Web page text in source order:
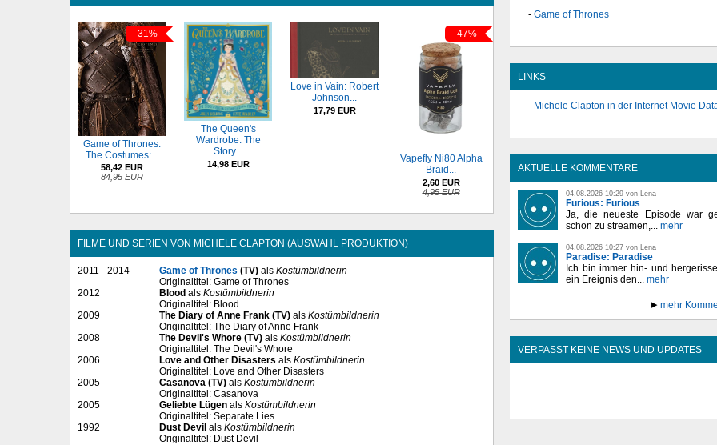
-31%
Game of Thrones:
The Costumes:...
58,42 EUR
84,95 EUR
The Queen's
Wardrobe: The
Story...
14,98 EUR
Love in Vain: Robert
Johnson...
17,79 EUR
-47%
Vapefly Ni80 Alpha
Braid...
2,60 EUR
4,95 EUR
FILME UND SERIEN VON MICHELE CLAPTON (AUSWAHL PRODUKTION)
2011 - 2014 Game of Thrones (TV) als Kostümbildnerin
Originaltitel: Game of Thrones
2012
Blood als Kostümbildnerin
Originaltitel: Blood
2009
The Diary of Anne Frank (TV) als Kostümbildnerin
Originaltitel: The Diary of Anne Frank
2008
The Devil's Whore (TV) als Kostümbildnerin
Originaltitel: The Devil's Whore
2006
Love and Other Disasters als Kostümbildnerin
Originaltitel: Love and Other Disasters
2005
Casanova (TV) als Kostümbildnerin
Originaltitel: Casanova
2005
Geliebte Lügen als Kostümbildnerin
Originaltitel: Separate Lies
1992
Dust Devil als Kostümbildnerin
Originaltitel: Dust Devil
Game of Thrones
LINKS
Michele Clapton in der Internet Movie
AKTUELLE KOMMENTARE
04.08.2026 10:29 von Lena
Furious: Furious
Ja, die neueste Episode war
schon zu streamen,... mehr
04.08.2026 10:27 von Lena
Paradise: Paradise
Ich bin immer hin- und
ein Ereignis den... mehr
mehr
VERPASST KEINE NEWS UND UPDATES